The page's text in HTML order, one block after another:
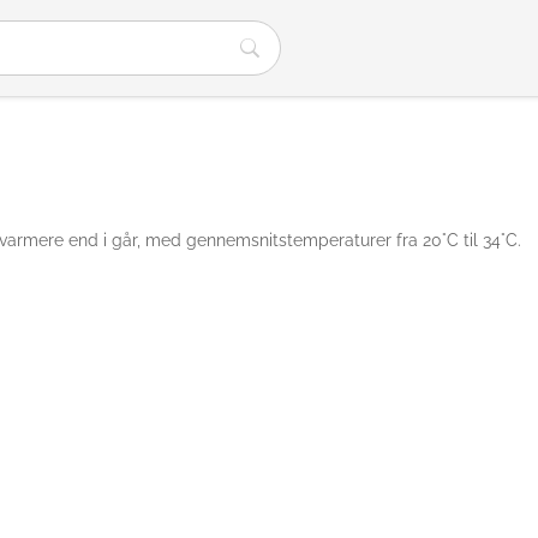
end i går, med gennemsnitstemperaturer fra 20°C til 34°C.